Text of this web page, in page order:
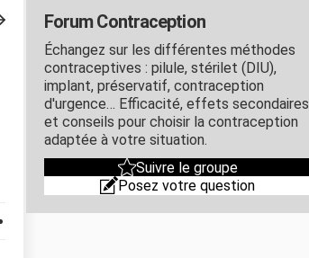
Forum Contraception
Échangez sur les différentes méthodes
contraceptives : pilule, stérilet (DIU),
implant, préservatif, contraception
d'urgence… Efficacité, effets secondaires
et conseils pour choisir la contraception
adaptée à votre situation.
Suivre le groupe
Posez votre question